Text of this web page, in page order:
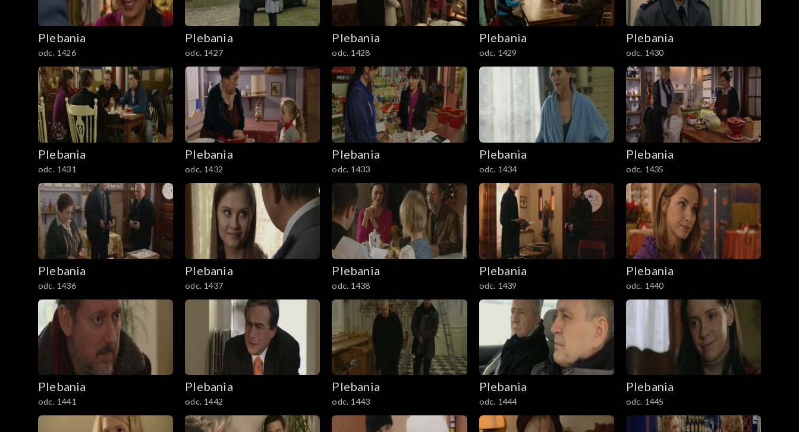
Plebania
odc. 1426
Plebania
odc. 1427
Plebania
odc. 1428
Plebania
odc. 1429
Plebania
odc. 1430
Plebania
odc. 1431
Plebania
odc. 1432
Plebania
odc. 1433
Plebania
odc. 1434
Plebania
odc. 1435
Plebania
odc. 1436
Plebania
odc. 1437
Plebania
odc. 1438
Plebania
odc. 1439
Plebania
odc. 1440
Plebania
odc. 1441
Plebania
odc. 1442
Plebania
odc. 1443
Plebania
odc. 1444
Plebania
odc. 1445